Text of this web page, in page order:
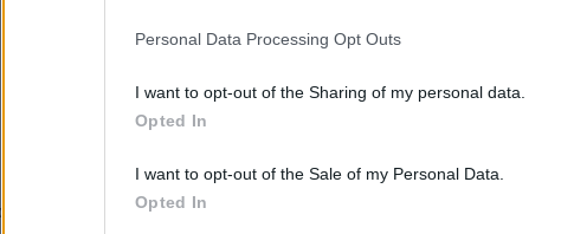
Personal Data Processing Opt Outs
I want to opt-out of the Sharing of my personal data.
Opted In
I want to opt-out of the Sale of my Personal Data.
Opted In
egyetlen intézmény esetében sem történt változás, így a férőhelyek